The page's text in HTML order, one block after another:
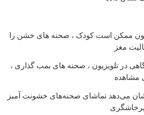
ممکن است کودک ، صحنه های خشن را
مغز
در تلویزیون ، صحنه های بمب گذاری ،
مشاهده
می‌دهد تماشای صحنه‌های خشونت آمیز